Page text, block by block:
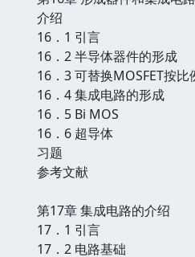
介绍
16．1 引言
16．2 半导体器件的形成
16．3 可替换MOSFET按
16．4 集成电路的形成
16．5 Bi MOS
16．6 超导体
习题
参考文献
第17章 集成电路的介绍
17．1 引言
17．2 电路基础